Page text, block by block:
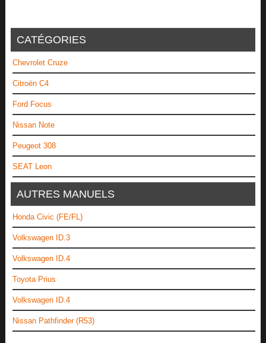
CATÉGORIES
Chevrolet Cruze
Citroën C4
Ford Focus
Nissan Note
Peugeot 308
SEAT Leon
AUTRES MANUELS
Honda Civic (FE/FL)
Volkswagen ID.3
Volkswagen ID.4
Toyota Prius
Volkswagen ID.4
Nissan Pathfinder (R53)